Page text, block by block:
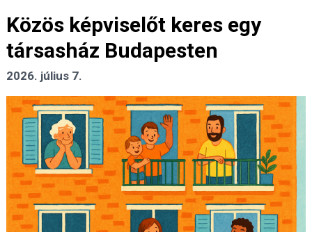
Közös képviselőt keres egy
társasház Budapesten
2026. július 7.